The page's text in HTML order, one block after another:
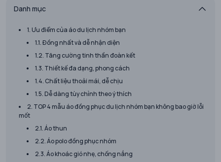
Danh mục
1. Ưu điểm của áo du lịch nhóm bạn
1.1. Đồng nhất và dễ nhận diện
1.2. Tăng cường tinh thần đoàn kết
1.3. Thiết kế đa dạng, phong cách
1.4. Chất liệu thoải mái, dễ chịu
1.5. Dễ dàng tùy chỉnh theo ý thích
2. TOP 4 mẫu áo đồng phục du lịch nhóm bạn không bao giờ lỗi
mốt
2.1. Áo thun
2.2. Áo polo đồng phục nhóm
2.3. Áo khoác gió nhẹ, chống nắng